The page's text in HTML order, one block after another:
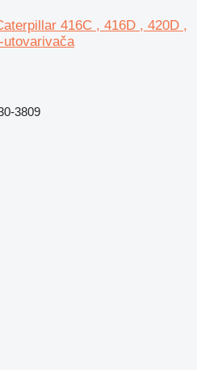
416C , 416D , 420D ,
utovarivača
3809